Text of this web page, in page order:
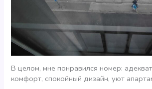
В целом, мне понравился номер:
комфорт, спокойный дизайн, уют